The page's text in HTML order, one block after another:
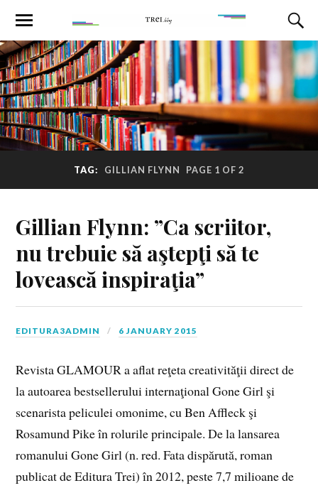
TAG: GILLIAN FLYNN PAGE 1 OF 2
Gillian Flynn: ”Ca scriitor,
nu trebuie să aştepţi să te
lovească inspiraţia”
EDITURA3ADMIN 6 JANUARY 2015
Revista GLAMOUR a aflat reţeta creativităţii direct de
la autoarea bestsellerului internaţional Gone Girl şi
scenarista peliculei omonime, cu Ben Affleck şi
Rosamund Pike în rolurile principale. De la lansarea
romanului Gone Girl (n. red. Fata dispărută, roman
publicat de Editura Trei) în 2012, peste 7,7 milioane de